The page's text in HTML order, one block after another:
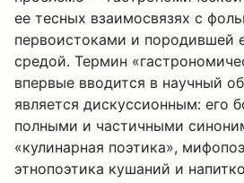
ее тесных взаимосвязях с
первоистоками и породившей
средой. Термин
впервые вводится в научный
является дискуссионным: его
полными и частичными
«кулинарная поэтика»,
этнопоэтика кушаний и